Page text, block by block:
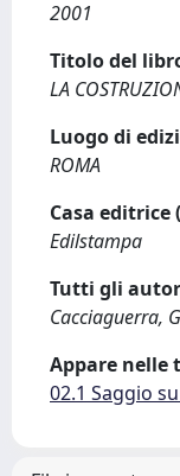
2001
Titolo del
LA
Luogo di
ROMA
Casa editrice
Edilstampa
Tutti gli
Cacciaguerra,
Appare nelle
02.1 Saggio